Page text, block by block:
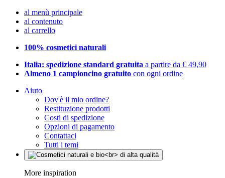
al menù principale
al contenuto
al carrello
100% cosmetici naturali
Italia: spedizione standard gratuita a partire da € 49,90
Almeno 1 campioncino gratuito con ogni ordine
Aiuto
Dov'è il mio ordine?
Restituzione prodotti
Costi di spedizione
Opzioni di pagamento
Contattaci
Tutti i temi
More inspiration